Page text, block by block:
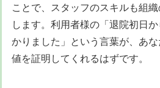
ことで、スタッフのスキルも組
します。利用者様の「退院初日
かりました」という言葉が、あ
値を証明してくれるはずです。